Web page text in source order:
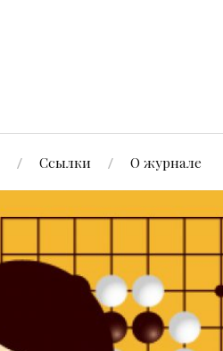
Ссылки О журнале